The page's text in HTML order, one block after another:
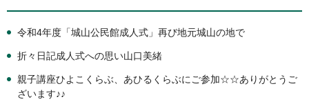
令和4年度「城山公民館成人式」再び地元城山の地で
折々日記成人式への思い山口美緒
親子講座ひよこくらぶ、あひるくらぶにご参加☆☆ありがとうご
ざいます♪♪